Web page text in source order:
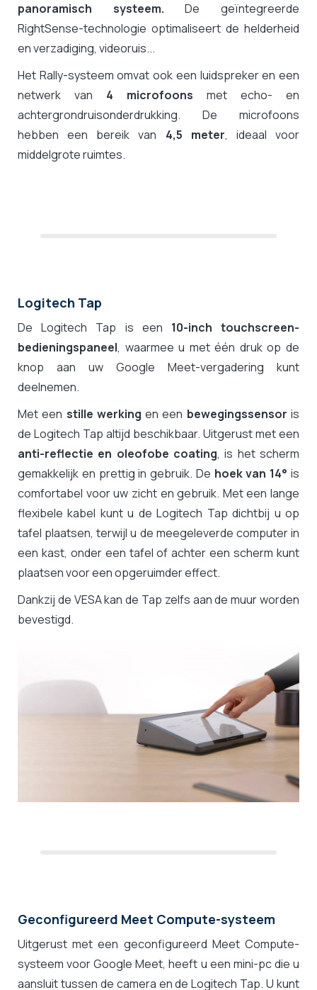
panoramisch systeem.De geïntegreerde
RightSense-technologie optimaliseert de helderheid
en verzadiging, videoruis...
Het Rally-systeem omvat ook een luidspreker en een
netwerk van 4 microfoons met echo- en
achtergrondruisonderdrukking. De microfoons
hebben een bereik van 4,5 meter, ideaal voor
middelgrote ruimtes.
Logitech Tap
De Logitech Tap is een 10-inch touchscreen-
bedieningspaneel, waarmee u met één druk op de
knop aan uw Google Meet-vergadering kunt
deelnemen.
Met een stille werking en een bewegingssensor is
de Logitech Tap altijd beschikbaar. Uitgerust met een
anti-reflectie en oleofobe coating, is het scherm
gemakkelijk en prettig in gebruik. De hoek van 14° is
comfortabel voor uw zicht en gebruik. Met een lange
flexibele kabel kunt u de Logitech Tap dichtbij u op
tafel plaatsen, terwijl u de meegeleverde computer in
een kast, onder een tafel of achter een scherm kunt
plaatsen voor een opgeruimder effect.
Dankzij de VESA kan de Tap zelfs aan de muur worden
bevestigd.
Geconfigureerd Meet Compute-systeem
Uitgerust met een geconfigureerd Meet Compute-
systeem voor Google Meet, heeft u een mini-pc die u
aansluit tussen de camera en de Logitech Tap. U kunt